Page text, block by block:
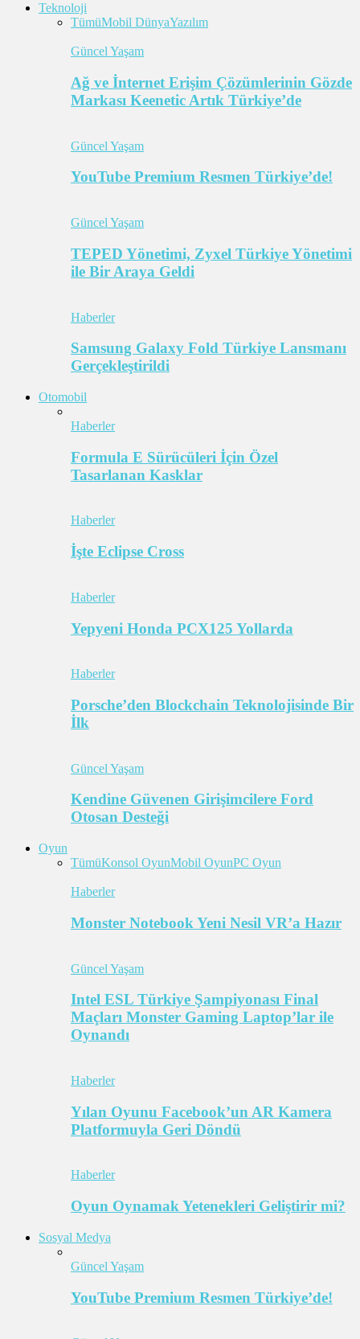
Teknoloji
TümüMobil DünyaYazılım
Güncel Yaşam
Ağ ve İnternet Erişim Çözümlerinin Gözde
Markası Keenetic Artık Türkiye’de
Güncel Yaşam
YouTube Premium Resmen Türkiye’de!
Güncel Yaşam
TEPED Yönetimi, Zyxel Türkiye Yönetimi
ile Bir Araya Geldi
Haberler
Samsung Galaxy Fold Türkiye Lansmanı
Gerçekleştirildi
Otomobil
Haberler
Formula E Sürücüleri İçin Özel
Tasarlanan Kasklar
Haberler
İşte Eclipse Cross
Haberler
Yepyeni Honda PCX125 Yollarda
Haberler
Porsche’den Blockchain Teknolojisinde Bir
İlk
Güncel Yaşam
Kendine Güvenen Girişimcilere Ford
Otosan Desteği
Oyun
TümüKonsol OyunMobil OyunPC Oyun
Haberler
Monster Notebook Yeni Nesil VR’a Hazır
Güncel Yaşam
Intel ESL Türkiye Şampiyonası Final
Maçları Monster Gaming Laptop’lar ile
Oynandı
Haberler
Yılan Oyunu Facebook’un AR Kamera
Platformuyla Geri Döndü
Haberler
Oyun Oynamak Yetenekleri Geliştirir mi?
Sosyal Medya
Güncel Yaşam
YouTube Premium Resmen Türkiye’de!